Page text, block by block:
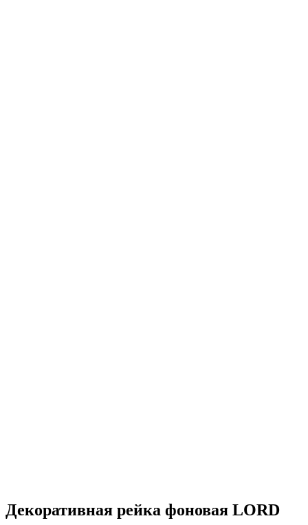
Декоративная рейка фоновая LORD